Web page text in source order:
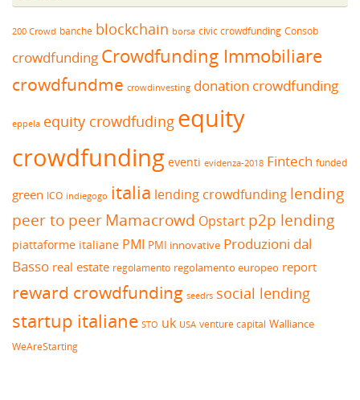
200 Crowd banche blockchain borsa civic crowdfunding Consob
crowdfunding Crowdfunding Immobiliare
crowdfundme crowdinvesting donation crowdfunding
eppela equity crowdfuding equity
crowdfunding eventi evidenza-2018 Fintech funded
green ICO indiegogo italia lending crowdfunding lending
peer to peerMamacrowd Opstart p2p lending
piattaforme italiane PMI PMI innovative Produzioni dal
Basso real estate regolamento regolamento europeo report
reward crowdfunding seedrs social lending
startup italiane STO uk USA venture capital Walliance
WeAreStarting